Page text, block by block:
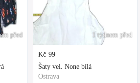
před 1 týdnem před
Kč 99
Šaty vel. None bílá
Ostrava